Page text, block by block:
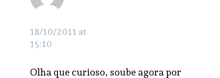
18/10/2011 at
15:10
Olha que curioso, soube agora por